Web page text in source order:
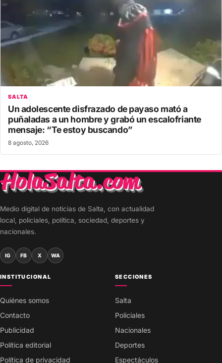
SALTA
Un adolescente disfrazado de payaso mató a
puñaladas a un hombre y grabó un escalofriante
mensaje: “Te estoy buscando”
8 agosto, 2026
Medio digital de noticias de Salta, con actualidad
local, policiales, política, sociedad, deportes y
nacionales.
IG FB X WA
INSTITUCIONAL
Quiénes somos
Contacto
Publicidad
Política editorial
Política de privacidad
SECCIONES
Salta
Policiales
Nacionales
Deportes
Espectáculos